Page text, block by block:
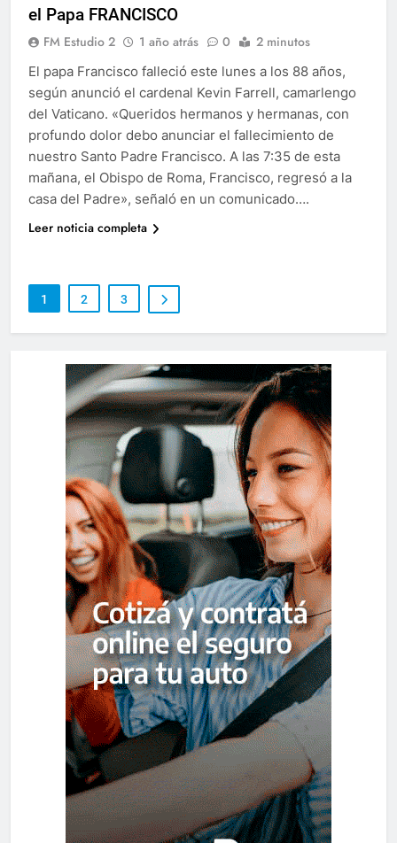
el Papa FRANCISCO
FM Estudio 2 1 año atrás 0 2 minutos
El papa Francisco falleció este lunes a los 88 años,
según anunció el cardenal Kevin Farrell, camarlengo
del Vaticano. «Queridos hermanos y hermanas, con
profundo dolor debo anunciar el fallecimiento de
nuestro Santo Padre Francisco. A las 7:35 de esta
mañana, el Obispo de Roma, Francisco, regresó a la
casa del Padre», señaló en un comunicado….
Leer noticia completa
1 2 3